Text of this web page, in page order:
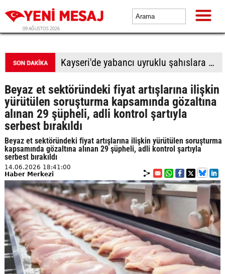
09 AĞUSTOS 2026
BTP Antalya İl Başkanlığından yoğun mesai: İl binasında ve Manavgat'ta üye buluşmaları
Beyaz et sektöründeki fiyat artışlarına ilişkin
yürütülen soruşturma kapsamında gözaltına
alınan 29 şüpheli, adli kontrol şartıyla
serbest bırakıldı
Beyaz et sektöründeki fiyat artışlarına ilişkin yürütülen soruşturma
kapsamında gözaltına alınan 29 şüpheli, adli kontrol şartıyla
serbest bırakıldı
14.06.2026 18:41:00
Haber Merkezi